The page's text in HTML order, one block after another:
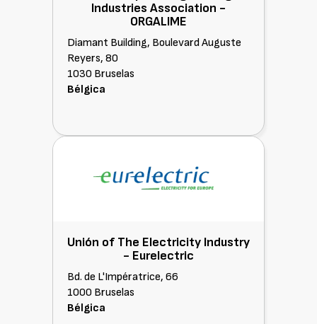
Industries Association -
ORGALIME
Diamant Building, Boulevard Auguste
Reyers, 80
1030 Bruselas
Bélgica
Unión of The Electricity Industry
- Eurelectric
Bd. de L'Impératrice, 66
1000 Bruselas
Bélgica